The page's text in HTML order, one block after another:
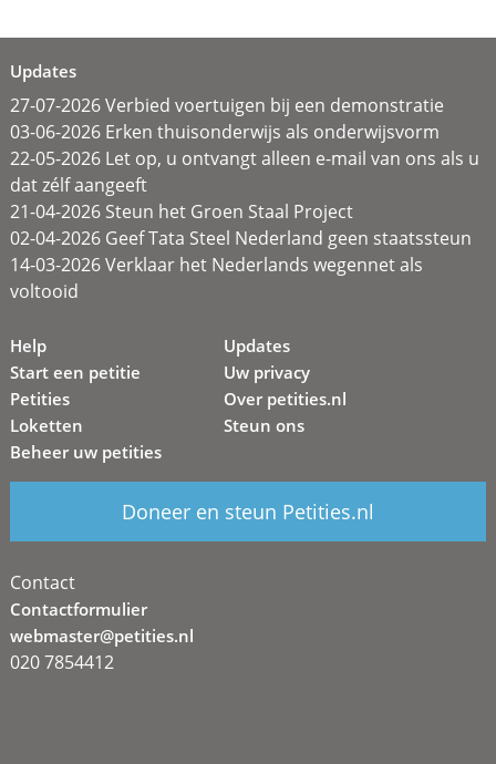
Updates
27-07-2026 Verbied voertuigen bij een demonstratie
03-06-2026 Erken thuisonderwijs als onderwijsvorm
22-05-2026 Let op, u ontvangt alleen e-mail van ons als u
dat zélf aangeeft
21-04-2026 Steun het Groen Staal Project
02-04-2026 Geef Tata Steel Nederland geen staatssteun
14-03-2026 Verklaar het Nederlands wegennet als
voltooid
Help
Start een petitie
Petities
Loketten
Beheer uw petities
Updates
Uw privacy
Over petities.nl
Steun ons
Doneer en steun Petities.nl
Contact
Contactformulier
webmaster@petities.nl
020 7854412